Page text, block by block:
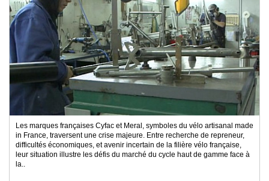
Les marques françaises Cyfac et Meral, symboles du vélo artisanal made
in France, traversent une crise majeure. Entre recherche de repreneur,
difficultés économiques, et avenir incertain de la filière vélo française,
leur situation illustre les défis du marché du cycle haut de gamme face à
la..